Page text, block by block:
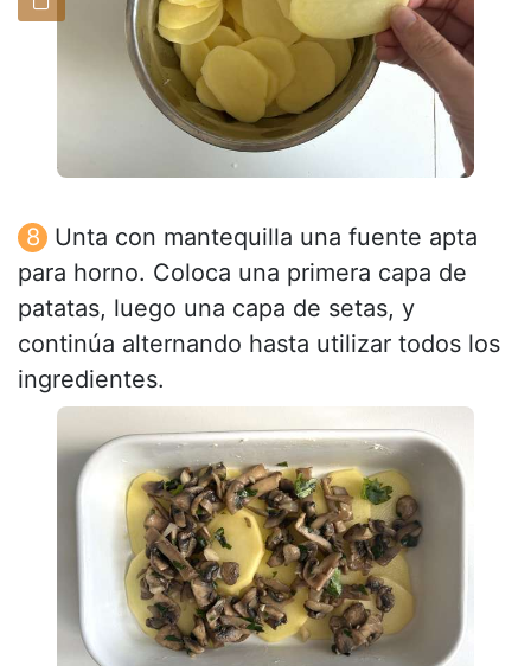
Unta con mantequilla una fuente apta
para horno. Coloca una primera capa de
patatas, luego una capa de setas, y
continúa alternando hasta utilizar todos los
ingredientes.